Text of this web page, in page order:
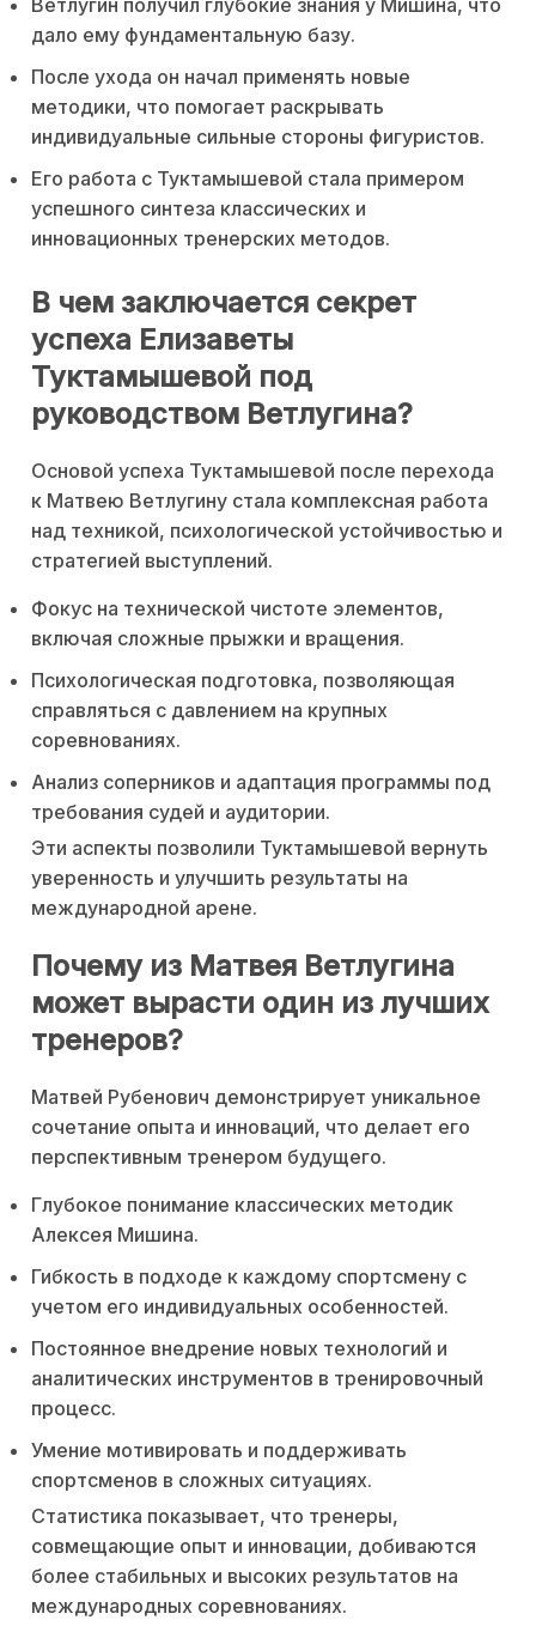
Ветлугин получил глубокие знания у Мишина, что
дало ему фундаментальную базу.
После ухода он начал применять новые
методики, что помогает раскрывать
индивидуальные сильные стороны фигуристов.
Его работа с Туктамышевой стала примером
успешного синтеза классических и
инновационных тренерских методов.
В чем заключается секрет
успеха Елизаветы
Туктамышевой под
руководством Ветлугина?
Основой успеха Туктамышевой после перехода
к Матвею Ветлугину стала комплексная работа
над техникой, психологической устойчивостью и
стратегией выступлений.
Фокус на технической чистоте элементов,
включая сложные прыжки и вращения.
Психологическая подготовка, позволяющая
справляться с давлением на крупных
соревнованиях.
Анализ соперников и адаптация программы под
требования судей и аудитории.
Эти аспекты позволили Туктамышевой вернуть
уверенность и улучшить результаты на
международной арене.
Почему из Матвея Ветлугина
может вырасти один из лучших
тренеров?
Матвей Рубенович демонстрирует уникальное
сочетание опыта и инноваций, что делает его
перспективным тренером будущего.
Глубокое понимание классических методик
Алексея Мишина.
Гибкость в подходе к каждому спортсмену с
учетом его индивидуальных особенностей.
Постоянное внедрение новых технологий и
аналитических инструментов в тренировочный
процесс.
Умение мотивировать и поддерживать
спортсменов в сложных ситуациях.
Статистика показывает, что тренеры,
совмещающие опыт и инновации, добиваются
более стабильных и высоких результатов на
международных соревнованиях.